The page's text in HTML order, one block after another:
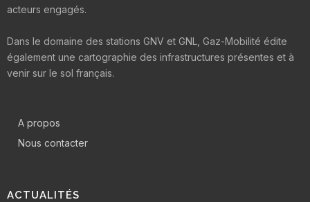
acteurs engagés.
Dans le domaine des stations GNV et GNL, Gaz-Mobilité édite
également une cartographie des infrastructures présentes et à
venir sur le sol français.
A propos
Nous contacter
ACTUALITÉS